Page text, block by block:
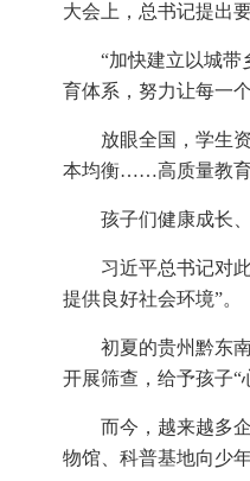
大会上，总书记提出
“加快建立以城带
育体系，努力让每一
放眼全国，学生
本均衡……高质量教育
孩子们健康成长
习近平总书记对
提供良好社会环境”。
初夏的贵州黔东
开展筛查，给予孩子“
而今，越来越多
物馆、科普基地向少